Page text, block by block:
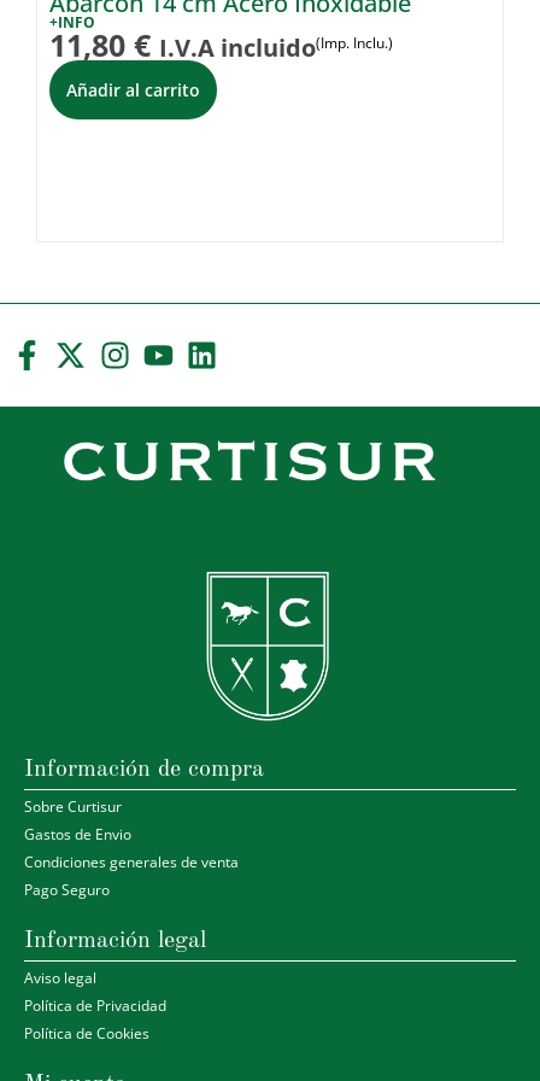
+INFO
11,80 € I.V.A incluido(Imp. Inclu.)
Añadir al carrito
Información de compra
Sobre Curtisur
Gastos de Envio
Condiciones generales de venta
Pago Seguro
Información legal
Aviso legal
Política de Privacidad
Política de Cookies